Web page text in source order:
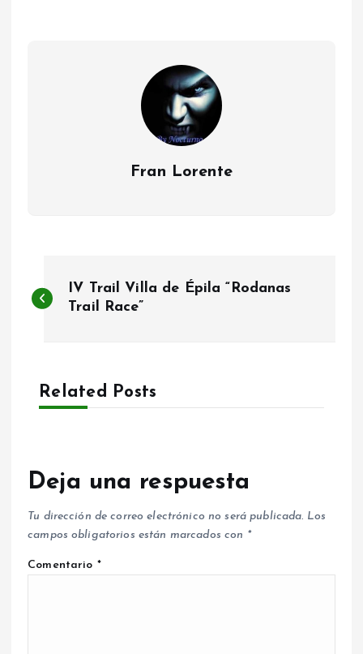
Fran Lorente
a
e
a
c
i
IV Trail Villa de Épila “Rodanas
Trail Race”
Related Posts
Deja una respuesta
Tu dirección de correo electrónico no será publicada. Los
campos obligatorios están marcados con *
Comentario *